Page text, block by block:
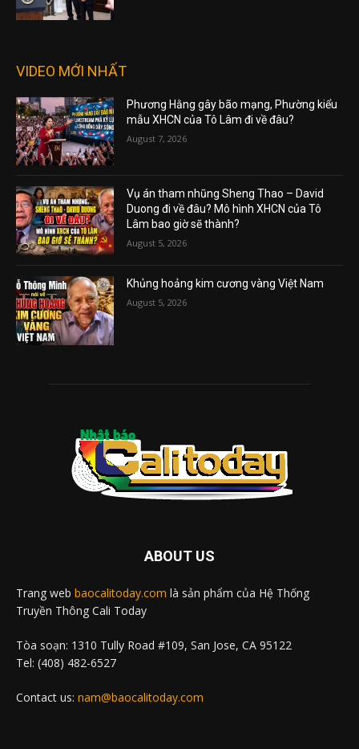
VIDEO MỚI NHẤT
Phương Hằng gây bão mạng, Phường kiểu
mẫu XHCN của Tô Lâm đi về đâu?
August 7, 2026
Vụ án tham nhũng Sheng Thao – David
Duong đi về đâu? Mô hình XHCN của Tô
Lâm bao giờ sẽ thành?
August 5, 2026
Khủng hoảng kim cương vàng Việt Nam
August 5, 2026
ABOUT US
Trang web baocalitoday.com là sản phẩm của Hệ Thống
Truyền Thông Cali Today
Tòa soạn: 1310 Tully Road #109, San Jose, CA 95122
Tel: (408) 482-6527
Contact us: nam@baocalitoday.com